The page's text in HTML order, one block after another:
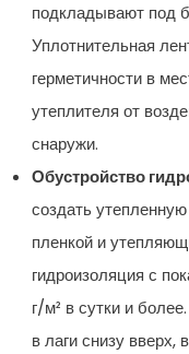
подкладывают под
Уплотнительная
герметичности в
утеплителя от
снаружи.
Обустройство
создать
пленкой и
гидроизоляция с
г/м² в сутки и
в лаги снизу